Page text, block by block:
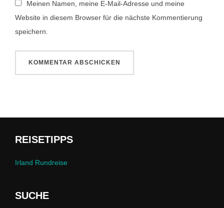
Meinen Namen, meine E-Mail-Adresse und meine
Website in diesem Browser für die nächste Kommentierung
speichern.
REISETIPPS
Irland Rundreise
SUCHE